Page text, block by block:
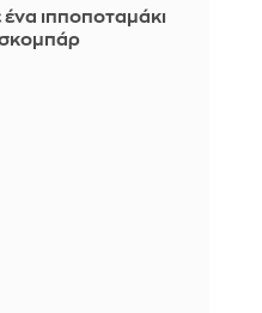
ιπποποταμάκι